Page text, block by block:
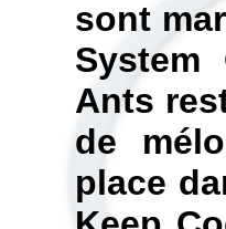
sont
Ants
de
place